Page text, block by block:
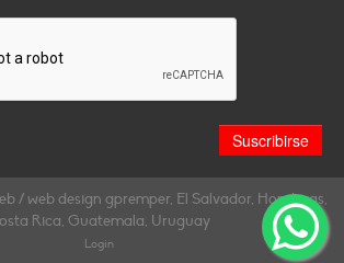
/ web design gpremper, El Salvador, Honduras,
Rica, Guatemala, Uruguay
Login